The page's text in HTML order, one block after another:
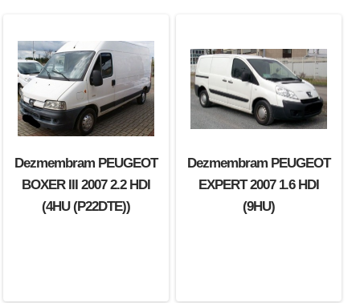
Dezmembram PEUGEOT
BOXER III 2007 2.2 HDI
(4HU (P22DTE))
Dezmembram PEUGEOT
EXPERT 2007 1.6 HDI
(9HU)